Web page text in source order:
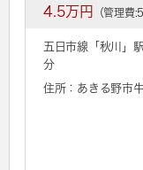
4.5万円 （管理費
五日市線「 秋川
」
分
住所：あきる野市